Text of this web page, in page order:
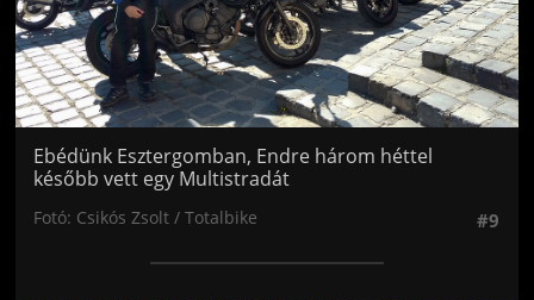
Ebédünk Esztergomban, Endre három héttel
később vett egy Multistradát
Fotó: Csikós Zsolt / Totalbike #9